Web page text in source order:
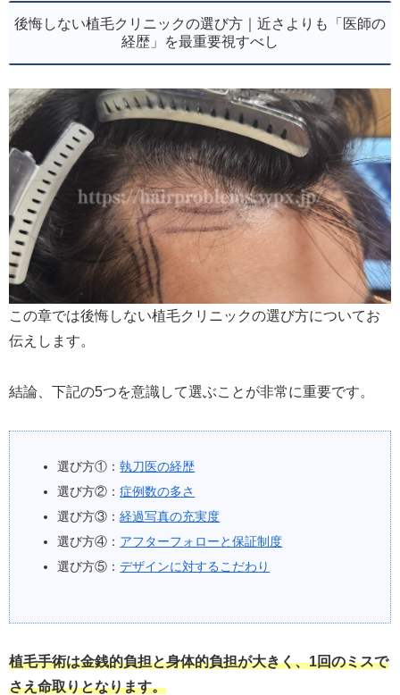
後悔しない植毛クリニックの選び方｜近さよりも「医師の
経歴」を最重要視すべし
この章では後悔しない植毛クリニックの選び方についてお
伝えします。
結論、下記の5つを意識して選ぶことが非常に重要です。
選び方①：執刀医の経歴
選び方②：症例数の多さ
選び方③：経過写真の充実度
選び方④： アフターフォローと保証制度
選び方⑤：デザインに対するこだわり
植毛手術は金銭的負担と身体的負担が大きく、1回のミスで
さえ命取りとなります。